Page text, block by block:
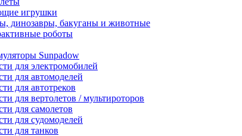
игрушки
динозавры, бакуганы и животные
роботы
Sunpadow
для электромобилей
для автомоделей
для автотреков
для вертолетов / мультироторов
для самолетов
для судомоделей
для танков